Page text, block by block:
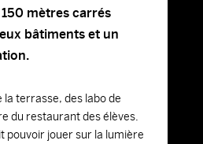
mètres carrés
bâtiments et un
la terrasse, des labo de
du restaurant des élèves.
pouvoir jouer sur la lumière